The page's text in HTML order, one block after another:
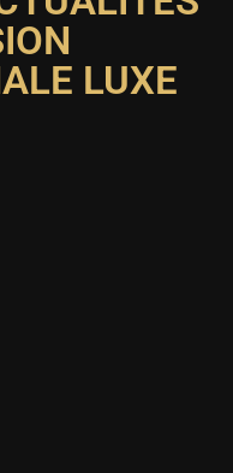
LUXE